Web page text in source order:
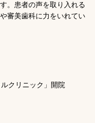
。患者の声を取り入れる
審美歯科に力をいれてい
クリニック」開院